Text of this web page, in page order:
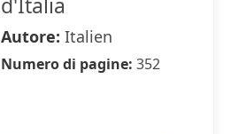
Autore: Italien
Numero di pagine: 352